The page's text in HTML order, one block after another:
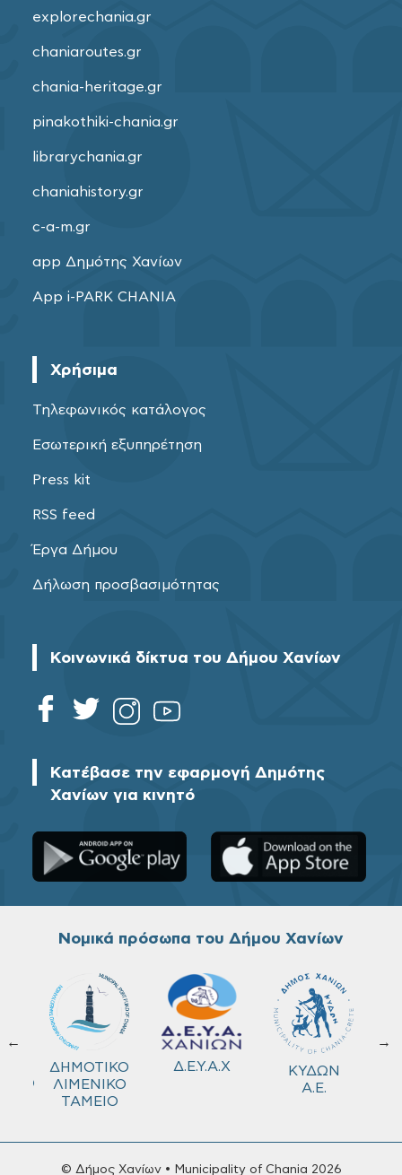
explorechania.gr
chaniaroutes.gr
chania-heritage.gr
pinakothiki-chania.gr
librarychania.gr
chaniahistory.gr
c-a-m.gr
app Δημότης Χανίων
App i-PARK CHANIA
Χρήσιμα
Τηλεφωνικός κατάλογος
Εσωτερική εξυπηρέτηση
Press kit
RSS feed
Έργα Δήμου
Δήλωση προσβασιμότητας
Κοινωνικά δίκτυα του Δήμου Χανίων
Κατέβασε την εφαρμογή Δημότης
Χανίων για κινητό
Νομικά πρόσωπα του Δήμου Χανίων
←
ΔΗΜΟΤΙΚΟ
ΛΙΜΕΝΙΚΟ
ΤΑΜΕΙΟ
Δ.Ε.Υ.Α.Χ
ΚΥΔΩΝ
Α.Ε.
→
© Δήμος Χανίων • Municipality of Chania 2026